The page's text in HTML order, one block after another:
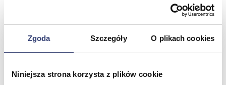
Zgoda Szczegóły O plikach cookies
Niniejsza strona korzysta z plików cookie
Zobacz wszystko
Wróć